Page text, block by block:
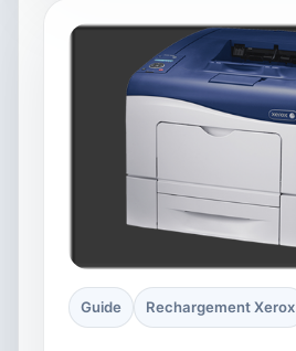
Guide Rechargement Xerox